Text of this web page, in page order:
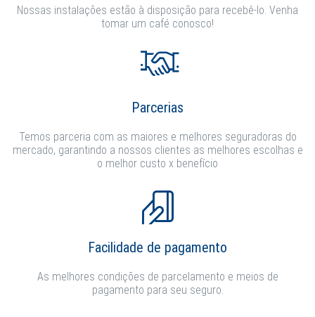
Nossas instalações estão à disposição para recebê-lo. Venha
tomar um café conosco!
Parcerias
Temos parceria com as maiores e melhores seguradoras do
mercado, garantindo a nossos clientes as melhores escolhas e
o melhor custo x benefício
Facilidade de pagamento
As melhores condições de parcelamento e meios de
pagamento para seu seguro.